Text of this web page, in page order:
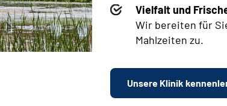
Vielfalt und
Wir bereiten für
Mahlzeiten zu.
Unsere Klinik